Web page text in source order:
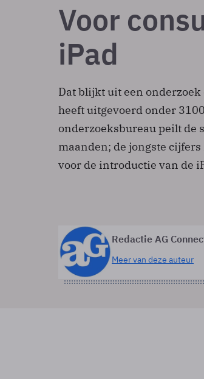
Voor
iPad
Dat blijkt uit een onderzoek
heeft uitgevoerd onder
onderzoeksbureau peilt de
maanden; de jongste
voor de introductie van de
Redactie AG
Meer van deze auteur